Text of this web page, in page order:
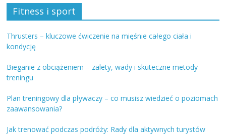
Fitness i sport
Thrusters – kluczowe ćwiczenie na mięśnie całego ciała i
kondycję
Bieganie z obciążeniem – zalety, wady i skuteczne metody
treningu
Plan treningowy dla pływaczy – co musisz wiedzieć o poziomach
zaawansowania?
Jak trenować podczas podróży: Rady dla aktywnych turystów